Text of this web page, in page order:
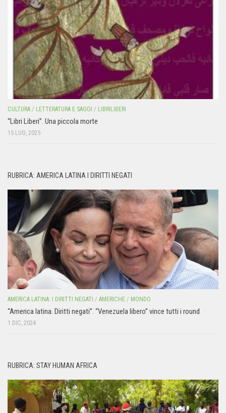
CULTURA / LETTERATURA E SAGGI / LIBRILIBERI
“Libri Liberi”. Una piccola morte
15 LUG, 2025
RUBRICA: AMERICA LATINA I DIRITTI NEGATI
AMERICA LATINA: I DIRITTI NEGATI / AMERICHE / MONDO
“America latina. Diritti negati”. “Venezuela libero” vince tutti i round
1 DIC, 2024
RUBRICA: STAY HUMAN AFRICA